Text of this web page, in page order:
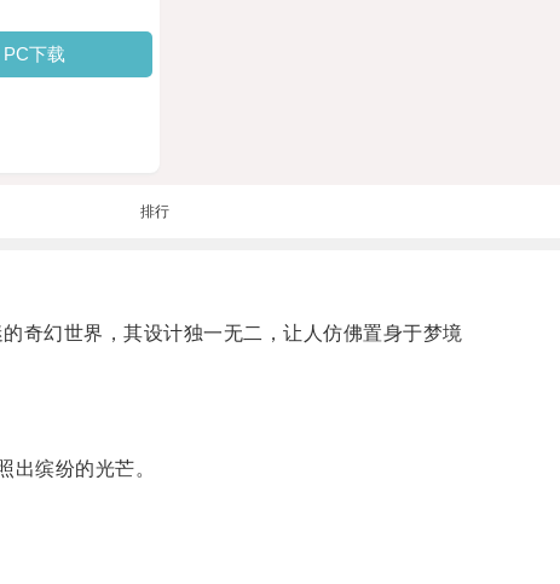
PC下载
排行
幻世界，其设计独一无二，让人仿佛置身于梦境
缤纷的光芒。